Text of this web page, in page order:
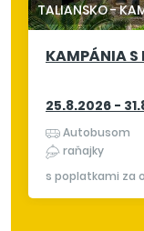
TALIANSKO-
KAMPÁNIA S
25.8.2026 -
Autobusom
raňajky
s poplatkami za